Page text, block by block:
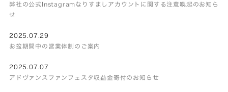
弊社の公式Instagramなりすましアカウントに関する注意喚起のお知ら
せ
2025.07.29
お盆期間中の営業体制のご案内
2025.07.07
アドヴァンスファンフェスタ収益金寄付のお知らせ